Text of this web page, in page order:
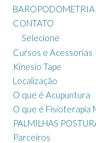
BAROPODOMETRIA
CONTATO
Selecione
Cursos e Acessorias
Kinesio Tape
Localização
O que é Acupuntura
O que é Fisioterapia
PALMILHAS
Parceiros